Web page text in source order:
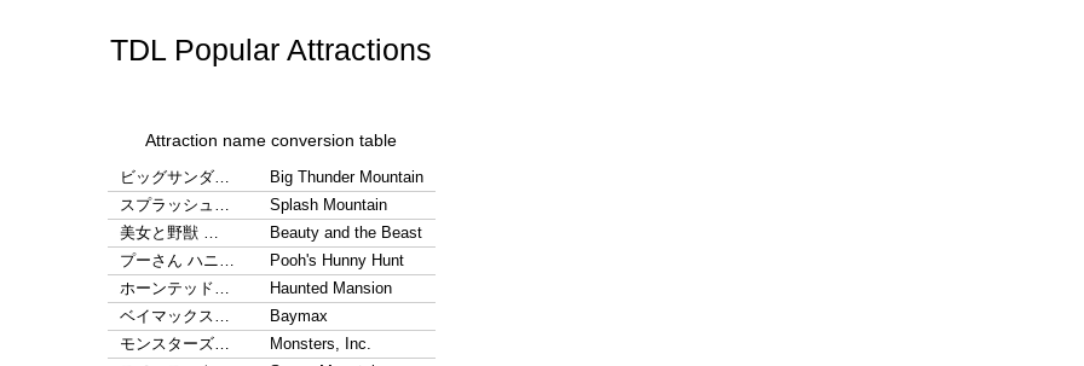
TDL Popular Attractions
Attraction name conversion table
ビッグサンダ…
Big Thunder Mountain
スプラッシュ…
Splash Mountain
美女と野獣 …
Beauty and the Beast
プーさん ハニ…
Pooh's Hunny Hunt
ホーンテッド…
Haunted Mansion
ベイマックス…
Baymax
モンスターズ…
Monsters, Inc.